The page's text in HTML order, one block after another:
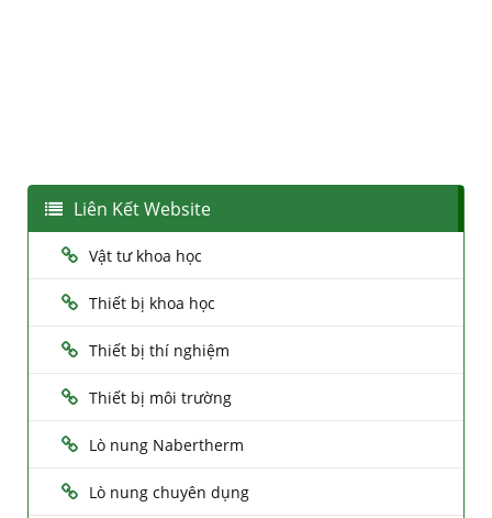
Liên Kết Website
Vật tư khoa học
Thiết bị khoa học
Thiết bị thí nghiệm
Thiết bị môi trường
Lò nung Nabertherm
Lò nung chuyên dụng